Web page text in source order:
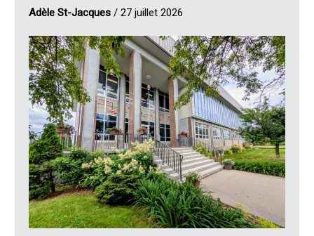
Adèle St-Jacques / 27 juillet 2026